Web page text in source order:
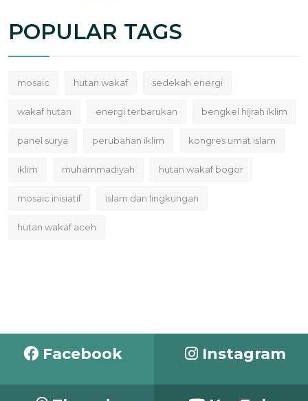
POPULAR TAGS
mosaic hutan wakaf sedekah energi
wakaf hutan energi terbarukan bengkel hijrah iklim
panel surya perubahan iklim kongres umat islam
iklim muhammadiyah hutan wakaf bogor
mosaic inisiatif islam dan lingkungan
hutan wakaf aceh
Facebook Instagram